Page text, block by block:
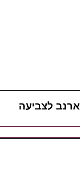
ארנב לצביעה